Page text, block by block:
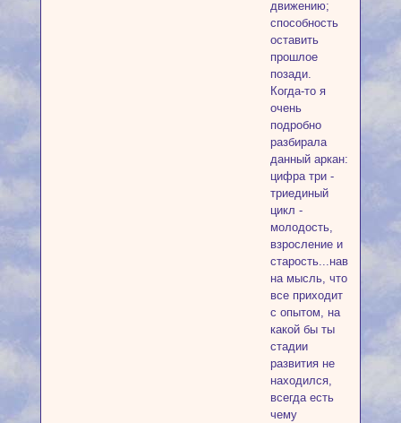
движению;
способность
оставить
прошлое
позади.
Когда-то я
очень
подробно
разбирала
данный аркан:
цифра три -
триединый
цикл -
молодость,
взросление и
старость...наводит
на мысль, что
все приходит
с опытом, на
какой бы ты
стадии
развития не
находился,
всегда есть
чему